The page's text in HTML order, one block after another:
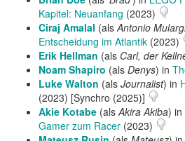
Kapitel: Neuanfang (2023)
Ciraj Amalal (alsAntonio
Entscheidung im Atlantik (2023)
Erik Hellman (als Carl, der
Noam Shapiro (als Denys) in
Luke Walton (als Journalist) in
(2023) [Synchro (2025)]
Akie Kotabe (alsAkira Akiba) in
Gamer zum Racer (2023)